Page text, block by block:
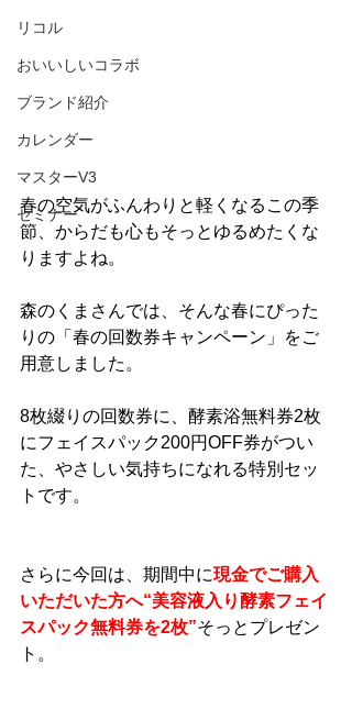
リコル
おいいしいコラボ
ブランド紹介
カレンダー
マスターV3
セミナー
春の空気がふんわりと軽くなるこの季
節、からだも心もそっとゆるめたくな
りますよね。
森のくまさんでは、そんな春にぴった
りの「春の回数券キャンペーン」をご
用意しました。
8枚綴りの回数券に、酵素浴無料券2枚
にフェイスパック200円OFF券がつい
た、やさしい気持ちになれる特別セッ
トです。
さらに今回は、期間中に現金でご購入
いただいた方へ“美容液入り酵素フェイ
スパック無料券を2枚”そっとプレゼン
ト。